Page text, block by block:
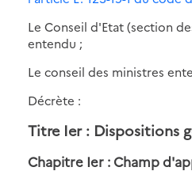
Le Conseil d'Etat (section
entendu ;
Le conseil des ministres
Décrète :
Titre Ier : Dispositions
Chapitre Ier : Champ